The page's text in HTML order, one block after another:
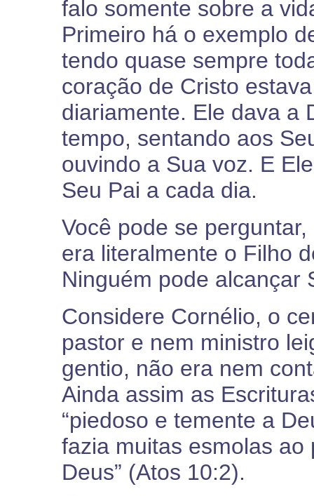
falo somente sobre a
Primeiro há o exemplo
tendo quase sempre
coração de Cristo
diariamente. Ele dava a
tempo, sentando aos
ouvindo a Sua voz. E
Seu Pai a cada dia.
Você pode se
era literalmente o Filho
Ninguém pode alcançar
Considere Cornélio, o
pastor e nem ministro
gentio, não era nem
Ainda assim as
“piedoso e temente a
fazia muitas esmolas
Deus” (Atos 10:2).